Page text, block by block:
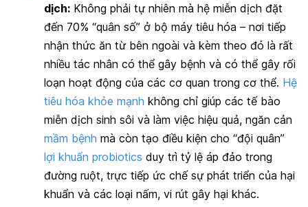
dịch: Không phải tự nhiên mà hệ miễn dịch đặt
đến 70% “quân số” ở bộ máy tiêu hóa – nơi tiếp
nhận thức ăn từ bên ngoài và kèm theo đó là rất
nhiều tác nhân có thể gây bệnh và có thể gây rối
loạn hoạt động của các cơ quan trong cơ thể. Hệ
tiêu hóa khỏe mạnh không chỉ giúp các tế bào
miễn dịch sinh sôi và làm việc hiệu quả, ngăn cản
mầm bệnh mà còn tạo điều kiện cho “đội quân”
lợi khuẩn probiotics duy trì tỷ lệ áp đảo trong
đường ruột, trực tiếp ức chế sự phát triển của hại
khuẩn và các loại nấm, vi rút gây hại khác.